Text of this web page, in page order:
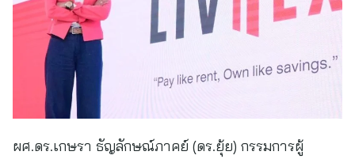
ผศ.ดร.เกษรา ธัญลักษณ์ภาคย์ (ดร.ยุ้ย) กรรมการผู้